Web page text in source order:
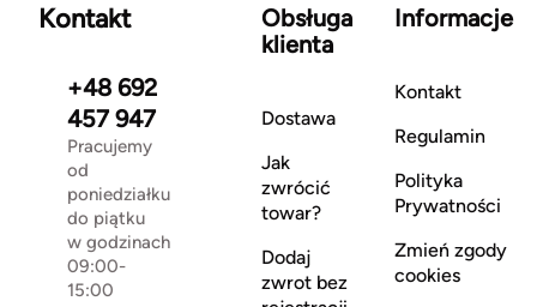
Kontakt
+48 692
457 947
Pracujemy
od
poniedziałku
do piątku
w godzinach
09:00-
15:00
Obsługa
klienta
Dostawa
Jak
zwrócić
towar?
Dodaj
zwrot bez
Informacje
Kontakt
Regulamin
Polityka
Prywatności
Zmień zgody
cookies